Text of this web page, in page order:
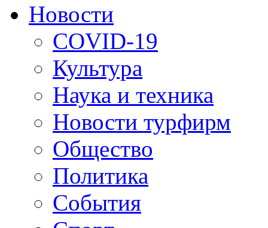
Новости
COVID-19
Культура
Наука и техника
Новости турфирм
Общество
Политика
События